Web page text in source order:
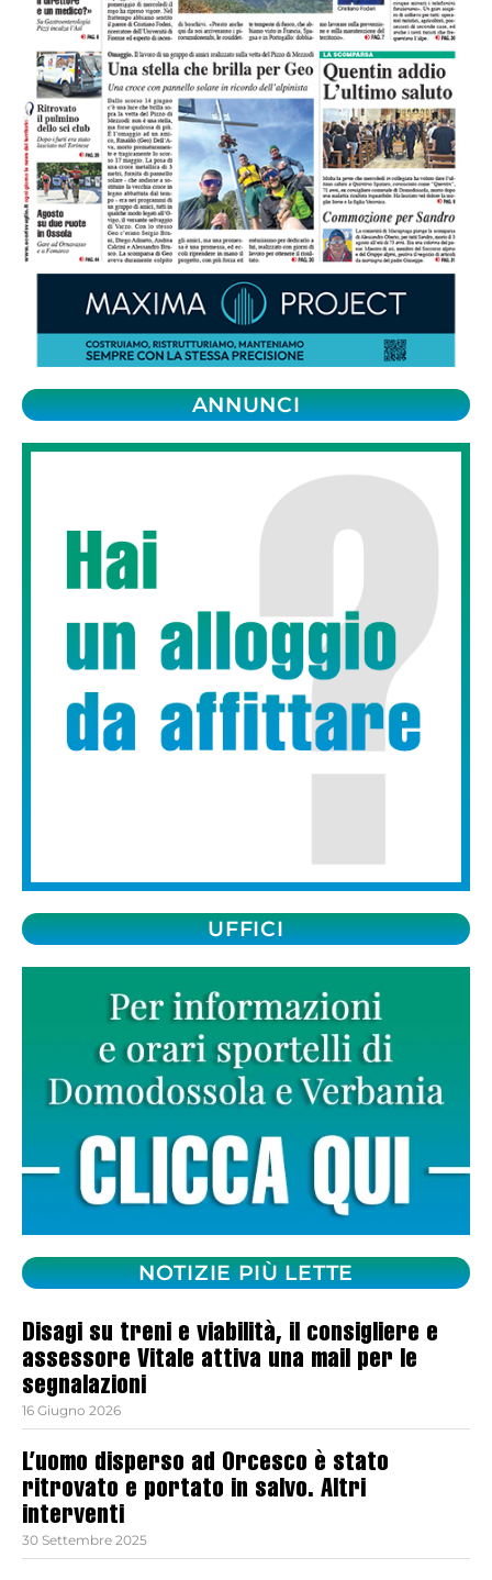
ANNUNCI
UFFICI
NOTIZIE PIÙ LETTE
Disagi su treni e viabilità, il consigliere e
assessore Vitale attiva una mail per le
segnalazioni
16 Giugno 2026
L’uomo disperso ad Orcesco è stato
ritrovato e portato in salvo. Altri
interventi
30 Settembre 2025